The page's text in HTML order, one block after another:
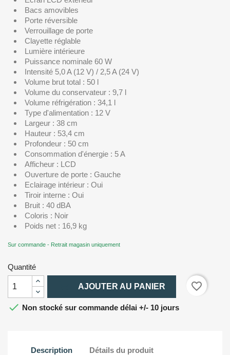
Bacs amovibles
Porte réversible
Verrouillage de porte
Clayette réglable
Lumière intérieure
Puissance nominale 60 W
Intensité 5,0 A (12 V) / 2,5 A (24 V)
Volume brut total : 50 l
Volume du conservateur : 9,7 l
Volume réfrigération : 34,1 l
Type d'alimentation : 12 V
Largeur : 38 cm
Hauteur : 53,4 cm
Profondeur : 50 cm
Consommation d'énergie : 5 A
Afficheur : LCD
Ouverture de porte : Gauche
Eclairage intérieur : Oui
Tiroir interne : Oui
Bruit : 40 dBA
Coloris : Noir
Poids net : 16,9 kg
Sur commande - Retrait magasin uniquement
Quantité
AJOUTER AU PANIER
favorite_border
 Non stocké sur commande délai +/- 10 jours
Description Détails du produit